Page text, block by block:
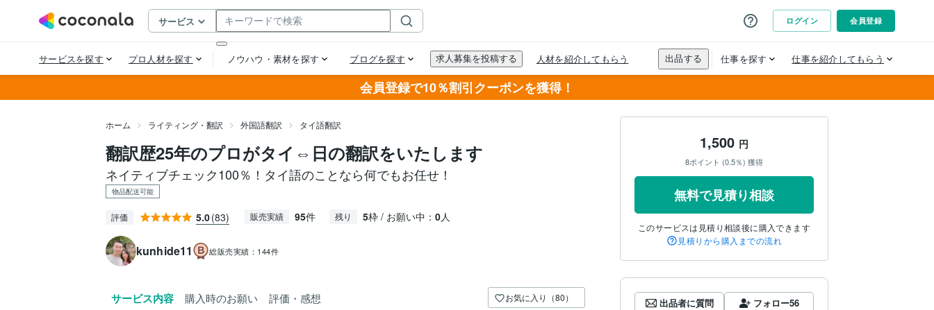
会員登録で10％割引クーポンを獲得！
ホーム ライティング・翻訳 外国語翻訳 タイ語翻訳
翻訳歴25年のプロがタイ⇔日の翻訳をいたします
ネイティブチェック100％！タイ語のことなら何でもお任せ！
物品配送可能
評価 5.0(83) 販売実績 95件 残り 5枠 / お願い中： 0人
kunhide11 総販売実績： 144件
サービス内容 購入時のお願い 評価・感想 お気に入り（80）
1,500 円
8ポイント (0.5％) 獲得
無料で見積り相談
このサービスは見積り相談後に購入できます
見積りから購入までの流れ
出品者に質問 フォロー56